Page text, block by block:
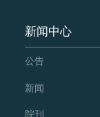
新闻中心
公告
新闻
院刊